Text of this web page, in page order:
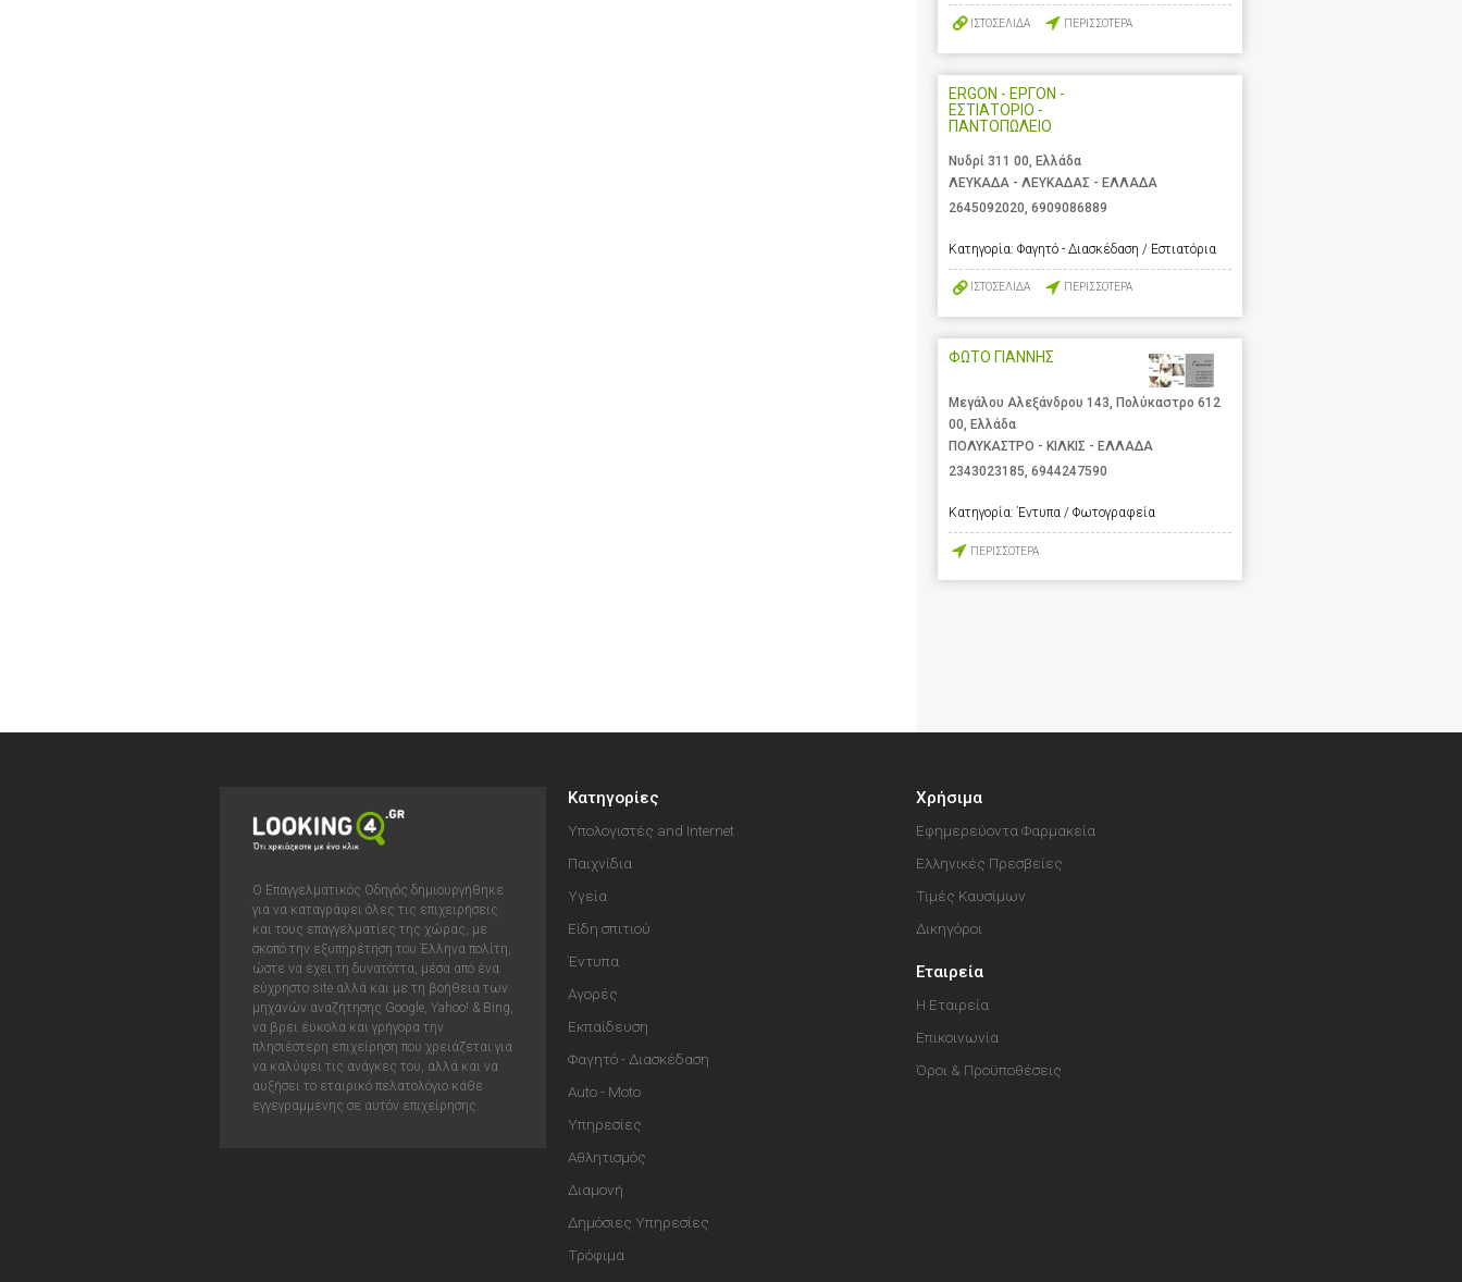
ΙΣΤΟΣΕΛΙΔΑ ΠΕΡΙΣΣΟΤΕΡΑ
ERGON - ΕΡΓΟΝ -
ΕΣΤΙΑΤΟΡΙΟ -
ΠΑΝΤΟΠΩΛΕΙΟ
Νυδρί 311 00, Ελλάδα
ΛΕΥΚΑΔΑ - ΛΕΥΚΑΔΑΣ - ΕΛΛΑΔΑ
2645092020 6909086889
Κατηγορία: Φαγητό - Διασκέδαση / Εστιατόρια
ΙΣΤΟΣΕΛΙΔΑ ΠΕΡΙΣΣΟΤΕΡΑ
ΦΩΤΟ ΓΙΑΝΝΗΣ
Μεγάλου Αλεξάνδρου 143, Πολύκαστρο 612
00, Ελλάδα
ΠΟΛΥΚΑΣΤΡΟ - ΚΙΛΚΙΣ - ΕΛΛΑΔΑ
2343023185, 6944247590
Κατηγορία: Έντυπα / Φωτογραφεία
ΠΕΡΙΣΣΟΤΕΡΑ
Ο Επαγγελματικός Οδηγός δημιουργήθηκε
για να καταγράψει όλες τις επιχειρήσεις
και τους επαγγελματίες της χώρας, με
σκοπό την εξυπηρέτηση του Έλληνα πολίτη,
ώστε να έχει τη δυνατόττα, μέσα από ένα
εύχρηστο site αλλά και με τη βοήθεια των
μηχανών αναζήτησης Google, Yahoo! & Bing,
να βρει έυκολα και γρήγορα την
πλησιέστερη επιχείρηση που χρειάζεται για
να καλύψει τις ανάγκες του, αλλά και να
αυξήσει το εταιρικό πελατολόγιο κάθε
εγγεγραμμένης σε αυτόν επιχείρησης.
Κατηγορίες
Υπολογιστές and Internet
Παιχνίδια
Υγεία
Είδη σπιτιού
Έντυπα
Αγορές
Εκπαίδευση
Φαγητό - Διασκέδαση
Auto - Moto
Υπηρεσίες
Αθλητισμός
Διαμονή
Δημόσιες Υπηρεσίες
Τρόφιμα
Χρήσιμα
Εφημερεύοντα Φαρμακεία
Ελληνικές Πρεσβείες
Τιμές Καυσίμων
Δικηγόροι
Εταιρεία
Η Εταιρεία
Επικοινωνία
Όροι & Προϋποθέσεις